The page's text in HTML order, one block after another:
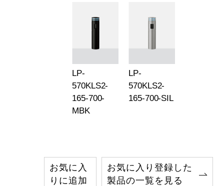
LP-
570KLS2-
165-700-
MBK
LP-
570KLS2-
165-700-SIL
お気に入
りに追加
お気に入り登録した
製品の一覧を見る